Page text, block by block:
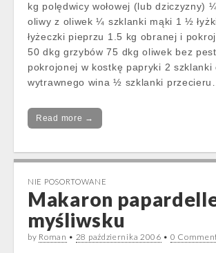
kg polędwicy wołowej (lub dziczyzny)
oliwy z oliwek ¼ szklanki mąki 1 ½
łyżeczki pieprzu 1.5 kg obranej i
50 dkg grzybów 75 dkg oliwek bez
pokrojonej w kostkę papryki 2 szklanki
wytrawnego wina ½ szklanki przecieru…
Read more →
NIE POSORTOWANE
Makaron
myśliwsku
by Roman • 28 października 2006 • 0